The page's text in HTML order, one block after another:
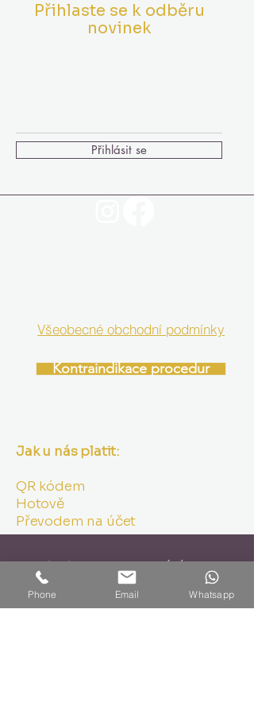
Přihlaste se k odběru
novinek
Přihlásit se
Všeobecné obchodní podmínky
Kontraindikace procedur
Jak u nás platit:
QR kódem
Hotově
Převodem na účet
Otevírací doba NA OBJEDNÁNÍ obvykle v
těchto hodinách:
PO 8:00 - 17:00
ÚT 8:00 - 9:30
Phone Email Whatsapp